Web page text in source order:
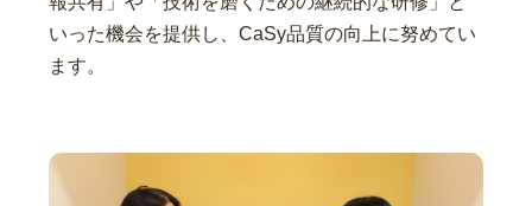
いった機会を提供し、CaSy品質の向上に努めてい
ます。